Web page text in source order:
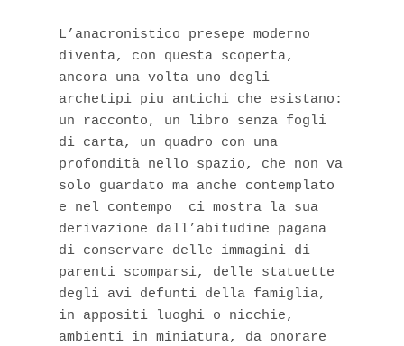
L’anacronistico presepe moderno
diventa, con questa scoperta,
ancora una volta uno degli
archetipi piu antichi che esistano:
un racconto, un libro senza fogli
di carta, un quadro con una
profondità nello spazio, che non va
solo guardato ma anche contemplato
e nel contempo  ci mostra la sua
derivazione dall’abitudine pagana
di conservare delle immagini di
parenti scomparsi, delle statuette
degli avi defunti della famiglia,
in appositi luoghi o nicchie,
ambienti in miniatura, da onorare